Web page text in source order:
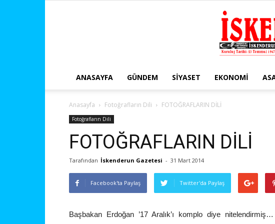
ANASAYFA GÜNDEM SIYASET EKONOMI
Anasayfa Fotoğrafların Dili FOTOĞRAFLARIN DİLİ
Fotoğrafların Dili
FOTOĞRAFLARIN DİLİ
Tarafından İskenderun Gazetesi - 31 Mart 2014
Facebook'ta Paylaş Twitter'da Paylaş
Başbakan Erdoğan ’17 Aralık’ı komplo diye